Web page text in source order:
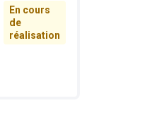
En cours
de
réalisation